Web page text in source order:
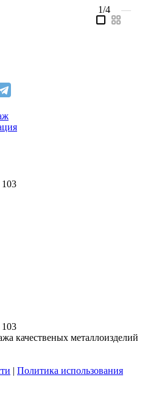
1/4 —
качественых металлоизделий
| Политика использования